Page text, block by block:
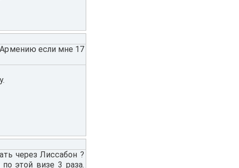
Армению если мне 17
через Лиссабон ?
этой визе 3 раза.